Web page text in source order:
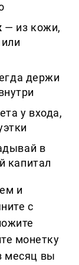
— из кожи,
держи
у входа,
в
капитал
и
с
монетку
месяц вы